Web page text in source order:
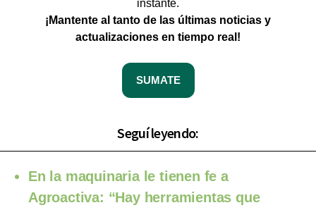
instante.
¡Mantente al tanto de las últimas noticias y
actualizaciones en tiempo real!
SUMATE
Seguí leyendo:
En la maquinaria le tienen fe a
Agroactiva: “Hay herramientas que